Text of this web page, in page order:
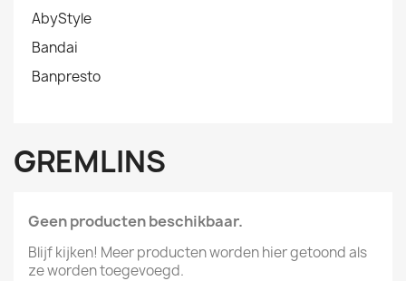
AbyStyle
Bandai
Banpresto
GREMLINS
Geen producten beschikbaar.
Blijf kijken! Meer producten worden hier getoond als
ze worden toegevoegd.